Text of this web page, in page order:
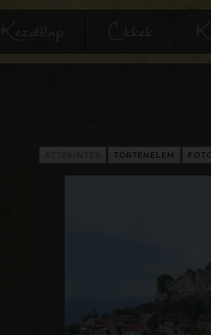
Kezdőlap Cikkek
TÖRTÉNELEM